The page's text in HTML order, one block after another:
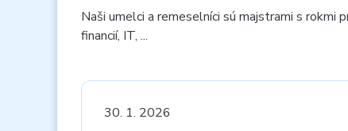
Naši umelci a remeselníci sú majstrami s rokmi
financií, IT, ...
30. 1. 2026